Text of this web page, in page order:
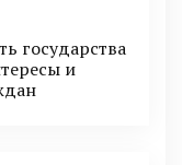
государства
и